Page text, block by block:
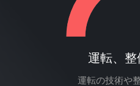
運転、
運転の技術や